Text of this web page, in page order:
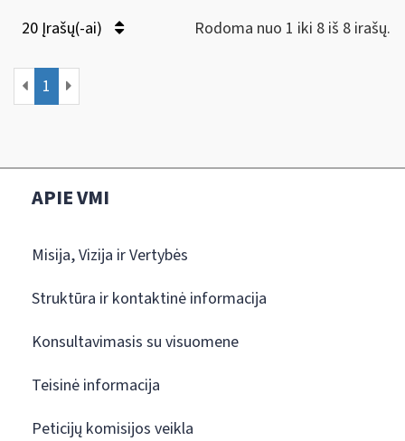
20 Įrašų(-ai) Rodoma nuo 1 iki 8 iš 8 irašų.
1
APIE VMI
Misija, Vizija ir Vertybės
Struktūra ir kontaktinė informacija
Konsultavimasis su visuomene
Teisinė informacija
Peticijų komisijos veikla